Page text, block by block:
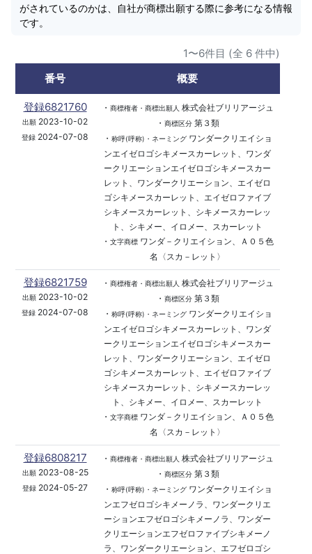
がされているのかは、自社が商標出願する際に参考になる情報
です。
1〜6件目 (全 6 件中)
番号
概要
登録6821760
出願 2023-10-02
登録 2024-07-08
・ 商標権者・商標出願人 株式会社ブリリアージュ
・ 商標区分第３類
・ 称呼(呼称)・ネーミングワンダークリエイショ
ンエイゼロゴシキメースカーレット、ワンダ
ークリエーションエイゼロゴシキメースカー
レット、ワンダークリエーション、エイゼロ
ゴシキメースカーレット、エイゼロファイブ
シキメースカーレット、シキメースカーレッ
ト、シキメー、イロメー、スカーレット
・ 文字商標ワンダ－クリエイション、Ａ０５色
名〈スカ－レット〉
登録6821759
出願 2023-10-02
登録 2024-07-08
・ 商標権者・商標出願人 株式会社ブリリアージュ
・ 商標区分第３類
・ 称呼(呼称)・ネーミングワンダークリエイショ
ンエイゼロゴシキメースカーレット、ワンダ
ークリエーションエイゼロゴシキメースカー
レット、ワンダークリエーション、エイゼロ
ゴシキメースカーレット、エイゼロファイブ
シキメースカーレット、シキメースカーレッ
ト、シキメー、イロメー、スカーレット
・ 文字商標ワンダ－クリエイション、Ａ０５色
名〈スカ－レット〉
登録6808217
出願2023-08-25
登録 2024-05-27
・ 商標権者・商標出願人 株式会社ブリリアージュ
・ 商標区分第３類
・ 称呼(呼称)・ネーミングワンダークリエイショ
ンエフゼロゴシキメーノラ、ワンダークリエ
ーションエフゼロゴシキメーノラ、ワンダー
クリエーションエフゼロファイブシキメーノ
ラ、ワンダークリエーション、エフゼロゴシ